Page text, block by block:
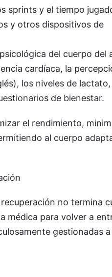
sprints y el tiempo
y otros dispositivos de
del cuerpo del
cardíaca, la
los niveles de lactato,
de bienestar.
el rendimiento,
al cuerpo
no termina
médica para volver a
gestionadas